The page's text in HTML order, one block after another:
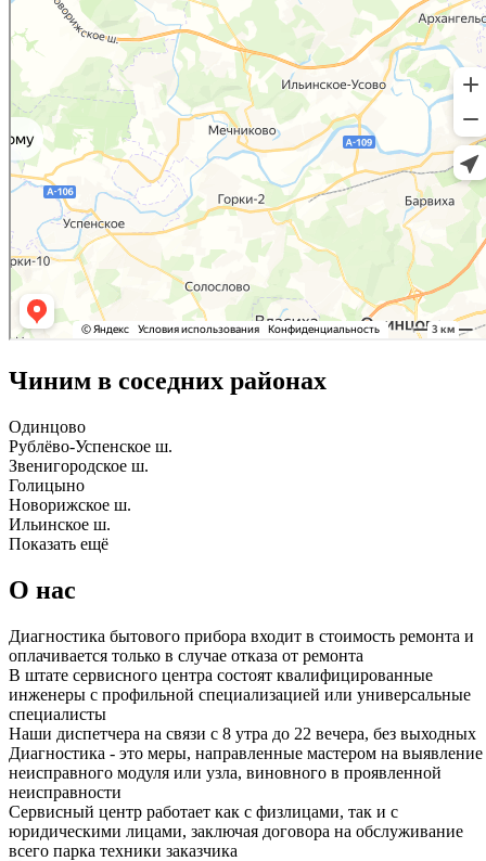
Чиним в соседних районах
Одинцово
Рублёво-Успенское ш.
Звенигородское ш.
Голицыно
Новорижское ш.
Ильинское ш.
Показать ещё
О нас
Диагностика бытового прибора входит в стоимость ремонта и
оплачивается только в случае отказа от ремонта
В штате сервисного центра состоят квалифицированные
инженеры с профильной специализацией или универсальные
специалисты
Наши диспетчера на связи с 8 утра до 22 вечера, без выходных
Диагностика - это меры, направленные мастером на выявление
неисправного модуля или узла, виновного в проявленной
неисправности
Сервисный центр работает как с физлицами, так и с
юридическими лицами, заключая договора на обслуживание
всего парка техники заказчика